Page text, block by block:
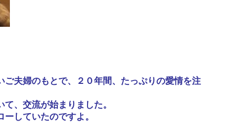
夫婦のもとで、２０年間、たっぷりの愛情を注
、交流が始まりました。
していたのですよ。